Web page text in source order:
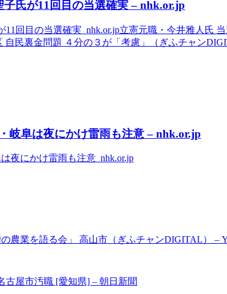
氏が11回目の当選確実 – nhk.or.jp
回目の当選確実 nhk.or.jp立憲元職・今井雅人氏
自民裏金問題 ４分の３が「考慮」（ぎふチャン
岐阜は夜にかけ雷雨も注意 – nhk.or.jp
夜にかけ雷雨も注意 nhk.or.jp
農業を語る会」 高山市（ぎふチャンDIGITAL） –
古屋市汚職 [愛知県] – 朝日新聞